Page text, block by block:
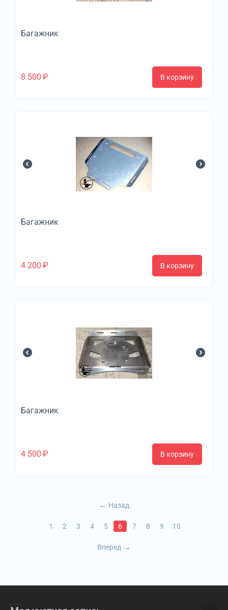
Багажник
8 500 ₽ В корзину
Багажник
4 200 ₽ В корзину
Багажник
4 500 ₽ В корзину
Назад
1 2 3 4 5 6 7 8 9 10
Вперед